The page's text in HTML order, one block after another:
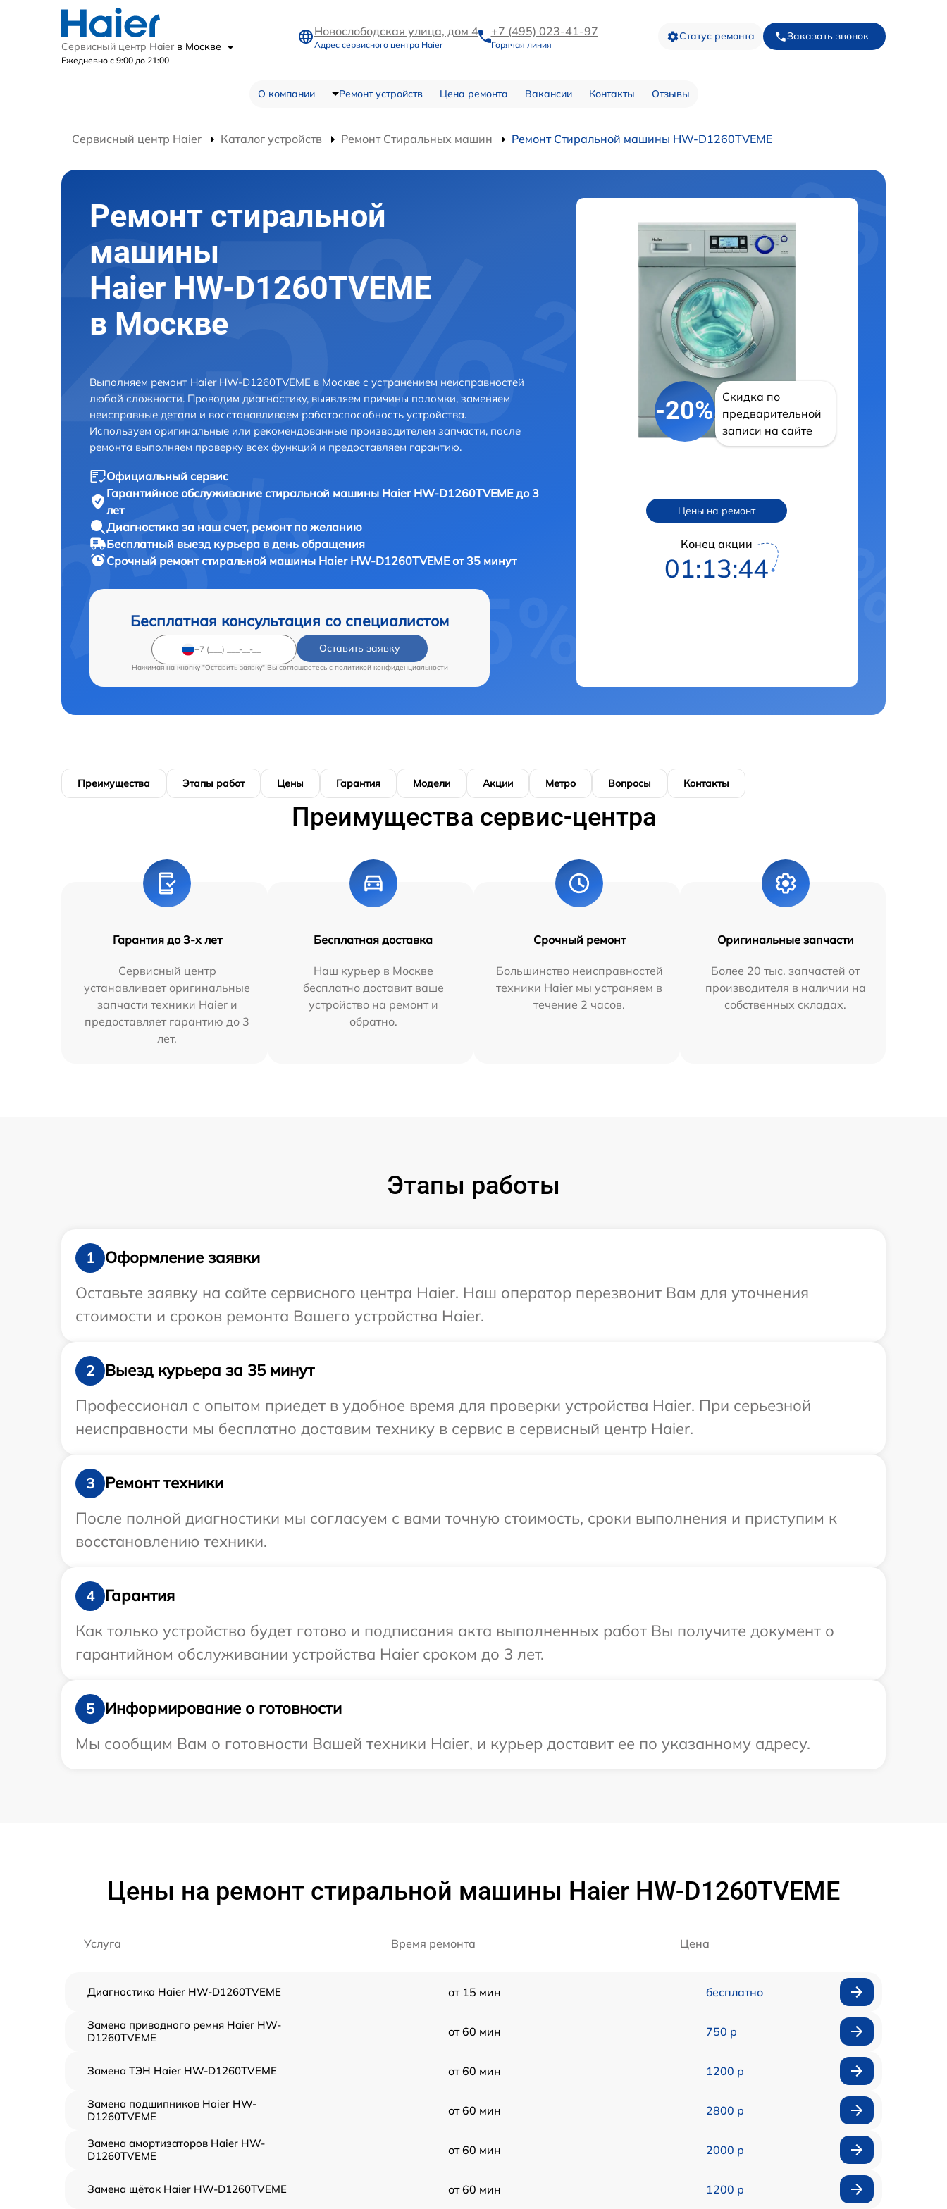
Сервисный центр Haier в Москве
Ежедневно с 9:00 до 21:00
Новослободская улица, дом 4
Адрес сервисного центра Haier
+7 (495) 023-41-97
Горячая линия
Статус ремонта Заказать звонок
О компании Ремонт устройств Цена ремонта Вакансии Контакты Отзывы
Сервисный центр Haier Каталог устройств Ремонт Стиральных машин Ремонт Стиральной машины HW-D1260TVEME
Ремонт стиральной
машины
Haier HW-D1260TVEME
в Москве
Выполняем ремонт Haier HW-D1260TVEME в Москве с устранением неисправностей
любой сложности. Проводим диагностику, выявляем причины поломки, заменяем
неисправные детали и восстанавливаем работоспособность устройства.
Используем оригинальные или рекомендованные производителем запчасти, после
ремонта выполняем проверку всех функций и предоставляем гарантию.
Официальный сервис
Гарантийное обслуживание стиральной машины Haier HW-D1260TVEME до 3
лет
Диагностика за наш счет, ремонт по желанию
Бесплатный выезд курьера в день обращения
Срочный ремонтстиральной машины Haier HW-D1260TVEME от 35 минут
Бесплатная консультация со специалистом
Оставить заявку
Нажимая на кнопку "Оставить заявку" Вы соглашаетесь c политикой конфиденциальности
-20%
Скидка по
предварительной
записи на сайте
Цены на ремонт
Конец акции
01:13:43
Преимущества Этапы работ Цены Гарантия Модели Акции Метро Вопросы Контакты
Преимущества сервис-центра
Гарантия до 3-х лет
Сервисный центр
устанавливает оригинальные
запчасти техники Haier и
предоставляет гарантию до 3
лет.
Бесплатная доставка
Наш курьер в Москве
бесплатно доставит ваше
устройство на ремонт и
обратно.
Срочный ремонт
Большинство неисправностей
техники Haier мы устраняем в
течение 2 часов.
Оригинальные запчасти
Более 20 тыс. запчастей от
производителя в наличии на
собственных складах.
Этапы работы
1
Оформление заявки
Оставьте заявку на сайте сервисного центра Haier. Наш оператор перезвонит Вам для уточнения
стоимости и сроков ремонта Вашего устройства Haier.
2
Выезд курьера за 35 минут
Профессионал с опытом приедет в удобное время для проверки устройства Haier. При серьезной
неисправности мы бесплатно доставим технику в сервис в сервисный центр Haier.
3
Ремонт техники
После полной диагностики мы согласуем с вами точную стоимость, сроки выполнения и приступим к
восстановлению техники.
4
Гарантия
Как только устройство будет готово и подписания акта выполненных работ Вы получите документ о
гарантийном обслуживании устройства Haier сроком до 3 лет.
5
Информирование о готовности
Мы сообщим Вам о готовности Вашей техники Haier, и курьер доставит ее по указанному адресу.
Цены на ремонт стиральной машины Haier HW-D1260TVEME
Услуга Время ремонта Цена
Диагностика Haier HW-D1260TVEME от 15 мин бесплатно
Замена приводного ремня Haier HW-
D1260TVEME
от 60 мин 750 р
Замена ТЭН Haier HW-D1260TVEME от 60 мин 1200 р
Замена подшипников Haier HW-
D1260TVEME
от 60 мин 2800 р
Замена амортизаторов Haier HW-
D1260TVEME
от 60 мин 2000 р
Замена щёток Haier HW-D1260TVEME от 60 мин 1200 р